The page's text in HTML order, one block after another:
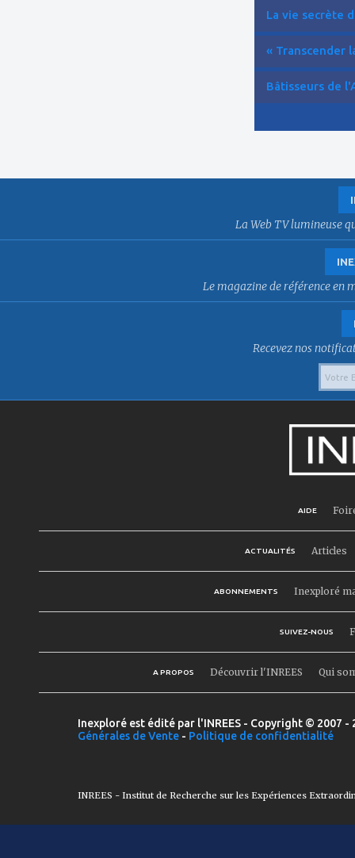
La vie secrète
« Transcender
Bâtisseurs de
La Web TV lumineuse
Le magazine de référence en
Recevez nos
AIDE
ACTUALITÉS Articles
ABONNEMENTS Inexploré
SUIVEZ-NOUS
A PROPOS Découvrir l'INREES Qui
Inexploré est édité par l'INREES - Copyright © 2007
Générales de Vente - Politique de confidentialité
INREES - Institut de Recherche sur les Expériences